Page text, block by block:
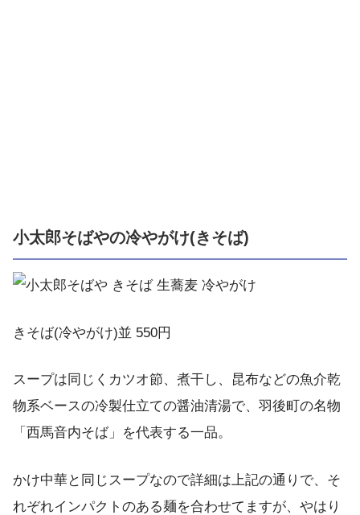
小太郎そばやの冷やがけ(きそば)
きそば(冷やがけ)並 550円
スープは同じくカツオ節、煮干し、昆布などの魚介乾
物系ベースの冷製仕立ての醤油清湯で、羽後町の名物
「西馬音内そば」を代表する一品。
かけ中華と同じスープなので詳細は上記の通りで、そ
れぞれインパクトのある麺を合わせてますが、やはり